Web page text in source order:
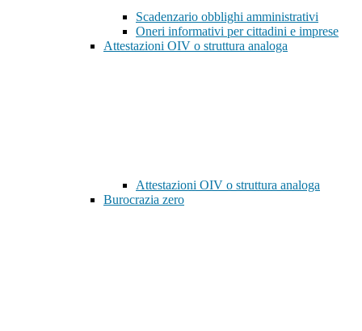
Scadenzario obblighi amministrativi
Oneri informativi per cittadini e imprese
Attestazioni OIV o struttura analoga
Attestazioni OIV o struttura analoga
Burocrazia zero